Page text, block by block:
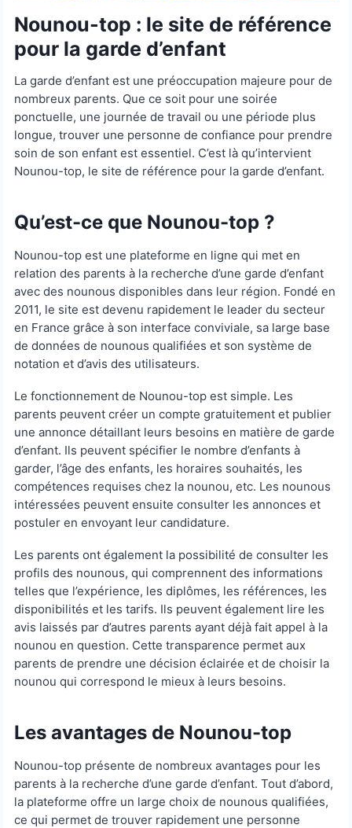
Nounou-top : le site de référence
pour la garde d’enfant
La garde d’enfant est une préoccupation majeure pour de
nombreux parents. Que ce soit pour une soirée
ponctuelle, une journée de travail ou une période plus
longue, trouver une personne de confiance pour prendre
soin de son enfant est essentiel. C’est là qu’intervient
Nounou-top, le site de référence pour la garde d’enfant.
Qu’est-ce que Nounou-top ?
Nounou-top est une plateforme en ligne qui met en
relation des parents à la recherche d’une garde d’enfant
avec des nounous disponibles dans leur région. Fondé en
2011, le site est devenu rapidement le leader du secteur
en France grâce à son interface conviviale, sa large base
de données de nounous qualifiées et son système de
notation et d’avis des utilisateurs.
Le fonctionnement de Nounou-top est simple. Les
parents peuvent créer un compte gratuitement et publier
une annonce détaillant leurs besoins en matière de garde
d’enfant. Ils peuvent spécifier le nombre d’enfants à
garder, l’âge des enfants, les horaires souhaités, les
compétences requises chez la nounou, etc. Les nounous
intéressées peuvent ensuite consulter les annonces et
postuler en envoyant leur candidature.
Les parents ont également la possibilité de consulter les
profils des nounous, qui comprennent des informations
telles que l’expérience, les diplômes, les références, les
disponibilités et les tarifs. Ils peuvent également lire les
avis laissés par d’autres parents ayant déjà fait appel à la
nounou en question. Cette transparence permet aux
parents de prendre une décision éclairée et de choisir la
nounou qui correspond le mieux à leurs besoins.
Les avantages de Nounou-top
Nounou-top présente de nombreux avantages pour les
parents à la recherche d’une garde d’enfant. Tout d’abord,
la plateforme offre un large choix de nounous qualifiées,
ce qui permet de trouver rapidement une personne